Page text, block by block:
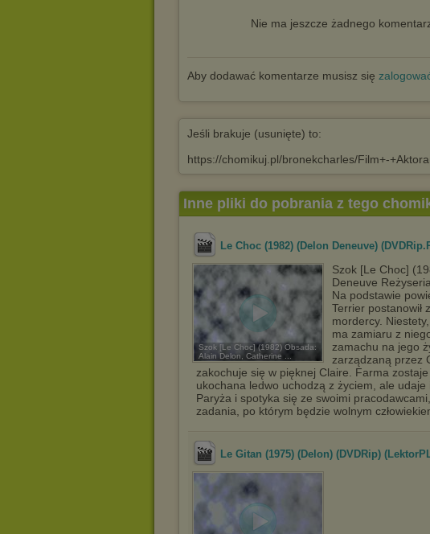
Nie ma jeszcze żadnego
Aby dodawać komentarze musisz się
Jeśli brakuje (usunięte) to:
https://chomikuj.pl/bronekcharles/Film+-
Inne pliki do pobrania z tego
Le Choc (1982) (Delon Deneuve)
Szok [Le Choc] (1982) Obsada:
Alain Delon, Catherine ...
Szok [Le Choc]
Deneuve
Na podstawie
Terrier postanowił
mordercy.
ma zamiaru z
zamachu na jego
zarządzaną przez
zakochuje się w pięknej Claire. Farma
ukochana ledwo uchodzą z życiem, ale
Paryża i spotyka się ze swoimi
zadania, po którym będzie wolnym
Le Gitan (1975) (Delon) (DVDRip)